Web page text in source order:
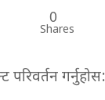
0
Shares
परिवर्तन गर्नुहोस: